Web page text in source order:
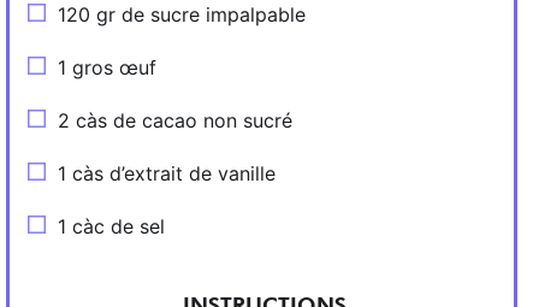
120 gr de sucre impalpable
1 gros œuf
2 càs de cacao non sucré
1 càs d’extrait de vanille
1 càc de sel